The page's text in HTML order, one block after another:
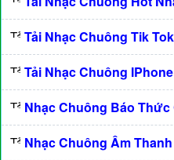
Tải Nhạc Chuông Tik
Tải Nhạc Chuông
Nhạc Chuông Báo
Nhạc Chuông Âm